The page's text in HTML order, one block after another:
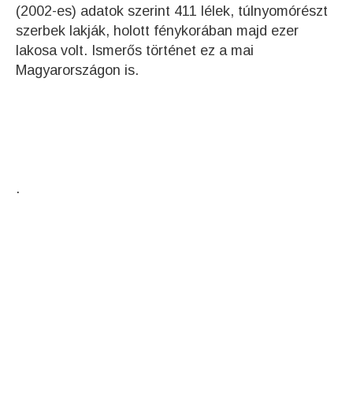
(2002-es) adatok szerint 411 lélek, túlnyomórészt
szerbek lakják, holott fénykorában majd ezer
lakosa volt. Ismerős történet ez a mai
Magyarországon is.
.